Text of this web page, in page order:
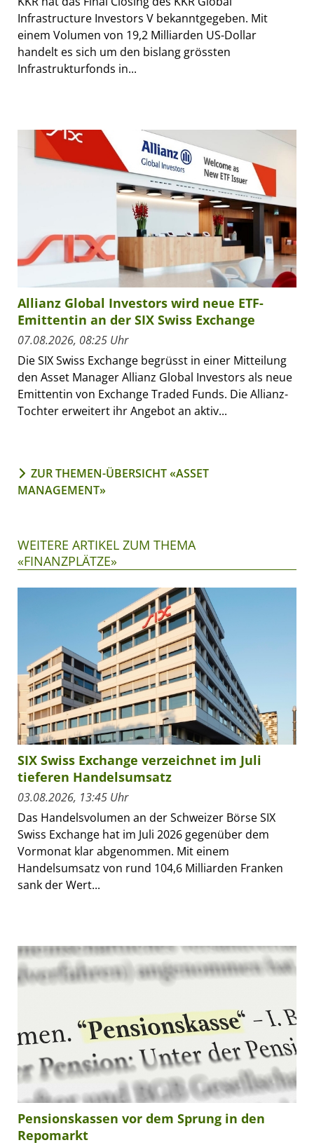
Infrastructure Investors V bekanntgegeben. Mit
einem Volumen von 19,2 Milliarden US-Dollar
handelt es sich um den bislang grössten
Infrastrukturfonds in...
Allianz Global Investors wird neue ETF-
Emittentin an der SIX Swiss Exchange
07.08.2026, 08:25 Uhr
Die SIX Swiss Exchange begrüsst in einer Mitteilung
den Asset Manager Allianz Global Investors als neue
Emittentin von Exchange Traded Funds. Die Allianz-
Tochter erweitert ihr Angebot an aktiv...
ZUR THEMEN-ÜBERSICHT «ASSET
MANAGEMENT»
WEITERE ARTIKEL ZUM THEMA
«FINANZPLÄTZE»
SIX Swiss Exchange verzeichnet im Juli
tieferen Handelsumsatz
03.08.2026, 13:45 Uhr
Das Handelsvolumen an der Schweizer Börse SIX
Swiss Exchange hat im Juli 2026 gegenüber dem
Vormonat klar abgenommen. Mit einem
Handelsumsatz von rund 104,6 Milliarden Franken
sank der Wert...
Pensionskassen vor dem Sprung in den
Repomarkt